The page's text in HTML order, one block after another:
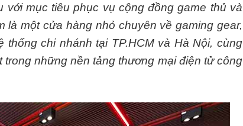
mục tiêu phục vụ cộng đồng game thủ và
là một cửa hàng nhỏ chuyên về gaming gear,
chi nhánh tại TP.HCM và Hà Nội, cùng
trong những nền tảng thương mại điện tử công